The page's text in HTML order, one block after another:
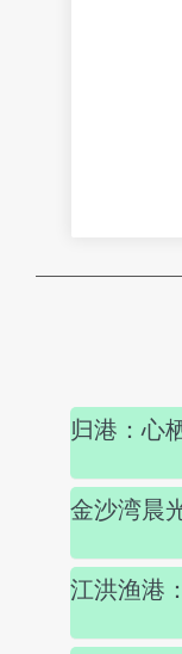
归港：心
金沙湾晨
江洪渔港